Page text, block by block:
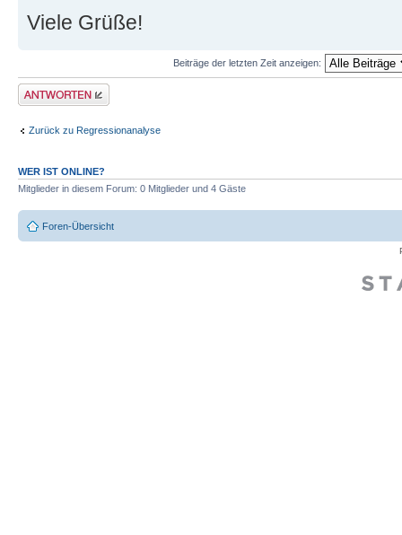
Viele Grüße!
Beiträge der letzten Zeit anzeigen:
Antwort erstellen
Zurück zu Regressionanalyse
WER IST ONLINE?
Mitglieder in diesem Forum: 0 Mitglieder und 4 Gäste
Foren-Übersicht